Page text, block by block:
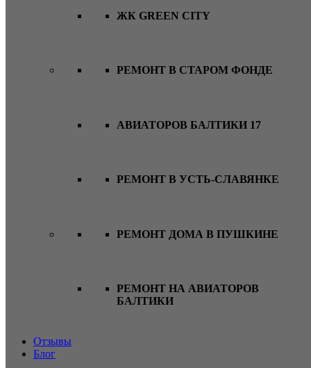
ЖК GREEN CITY
РЕМОНТ В СТАРОМ ФОНДЕ
АВИАТОРОВ БАЛТИКИ 17
РЕМОНТ В УСТЬ-СЛАВЯНКЕ
РЕМОНТ ДОМА В ПУШКИНЕ
РЕМОНТ НА АВИАТОРОВ
БАЛТИКИ
Отзывы
Блог